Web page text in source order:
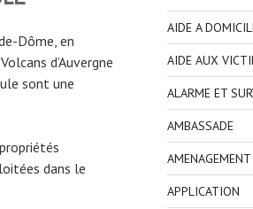
Dôme, en
d’Auvergne
sont une
dans le
AIDE A
AIDE AUX
ALARME ET
AMBASSADE
APPLICATION